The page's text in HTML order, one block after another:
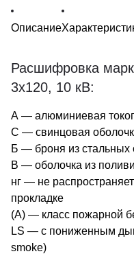
Описание
Расшифровка
3х120, 10 кВ:
А — алюминиевая
С — свинцовая
Б — броня из стальных
В — оболочка из
нг — не
прокладке
(А) — класс пожарной
LS — с пониженным
smoke)